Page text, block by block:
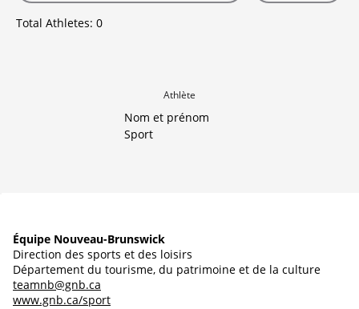
Total Athletes: 0
Athlète
Nom et prénom
Sport
Équipe Nouveau-Brunswick
Direction des sports et des loisirs
Département du tourisme, du patrimoine et de la culture
teamnb@gnb.ca
www.gnb.ca/sport